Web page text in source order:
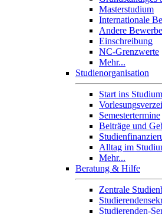
Masterstudium
Internationale
Andere
Einschreibung
NC-Grenzwerte
Mehr...
Studienorganisation
Start ins Studium
Semestertermine
Beiträge und
Alltag im
Mehr...
Beratung & Hilfe
Zentrale
Studierenden-